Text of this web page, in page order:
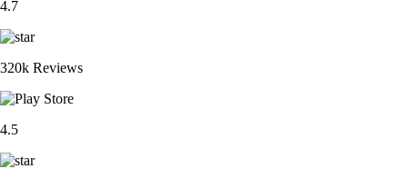
4.7
320k Reviews
4.5